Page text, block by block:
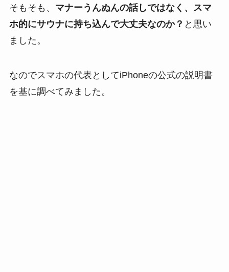
そもそも、 マナーうんぬんの話しではなく、スマ
ホ的にサウナに持ち込んで大丈夫なのか？ と思い
ました。
なのでスマホの代表としてiPhoneの公式の説明書
を基に調べてみました。